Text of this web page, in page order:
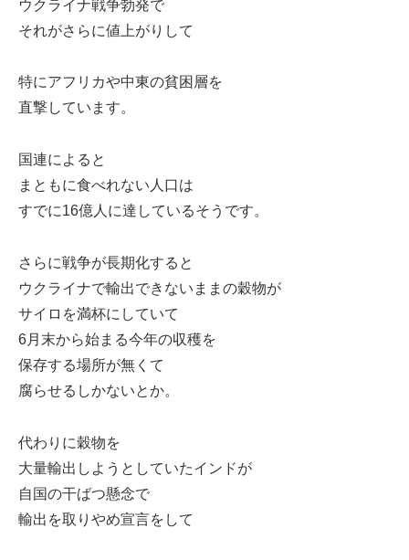
ウクライナ戦争勃発で
それがさらに値上がりして
特にアフリカや中東の貧困層を
直撃しています。
国連によると
まともに食べれない人口は
すでに16億人に達しているそうです。
さらに戦争が長期化すると
ウクライナで輸出できないままの穀物が
サイロを満杯にしていて
6月末から始まる今年の収穫を
保存する場所が無くて
腐らせるしかないとか。
代わりに穀物を
大量輸出しようとしていたインドが
自国の干ばつ懸念で
輸出を取りやめ宣言をして